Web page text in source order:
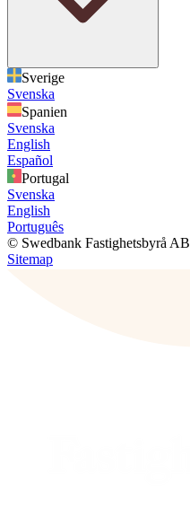
Sverige
Svenska
Spanien
Svenska
English
Español
Portugal
Svenska
English
Português
© Swedbank Fastighetsbyrå AB
Sitemap